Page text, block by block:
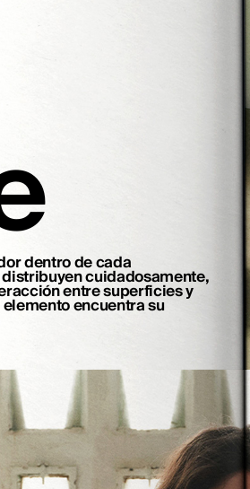
dentro de cada
cuidadosamente,
entre superficies y
encuentra su